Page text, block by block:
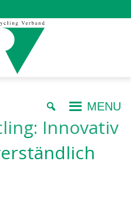
MENU
Innovativ